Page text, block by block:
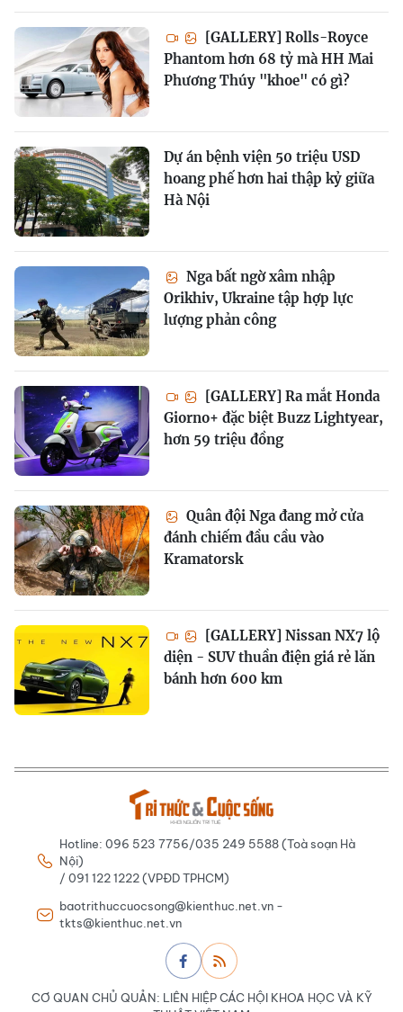
[GALLERY] Rolls-Royce
Phantom hơn 68 tỷ mà HH Mai
Phương Thúy "khoe" có gì?
Dự án bệnh viện 50 triệu USD
hoang phế hơn hai thập kỷ giữa
Hà Nội
Nga bất ngờ xâm nhập
Orikhiv, Ukraine tập hợp lực
lượng phản công
[GALLERY] Ra mắt Honda
Giorno+ đặc biệt Buzz Lightyear,
hơn 59 triệu đồng
Quân đội Nga đang mở cửa
đánh chiếm đầu cầu vào
Kramatorsk
[GALLERY] Nissan NX7 lộ
diện - SUV thuần điện giá rẻ lăn
bánh hơn 600 km
Hotline: 096 523 7756/035 249 5588 (Toà soạn Hà
Nội)
/ 091 122 1222 (VPĐD TPHCM)
baotrithuccuocsong@kienthuc.net.vn -
tkts@kienthuc.net.vn
CƠ QUAN CHỦ QUẢN: LIÊN HIỆP CÁC HỘI KHOA HỌC VÀ KỸ